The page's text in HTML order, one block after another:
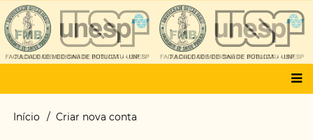
Main
Trilha
Início Criar nova conta